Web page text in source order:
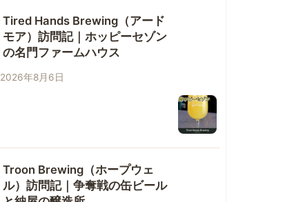
Tired Hands Brewing（アード
モア）訪問記｜ホッピーセゾン
の名門ファームハウス
2026年8月6日
Troon Brewing（ホープウェ
ル）訪問記｜争奪戦の缶ビール